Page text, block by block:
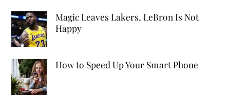
Magic Leaves Lakers, LeBron Is Not
Happy
How to Speed Up Your Smart Phone